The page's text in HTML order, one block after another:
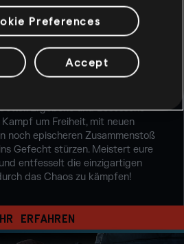
Ergebene und Besessene
um Freiheit, mit neuen
noch epischeren Zusammenstoß
Gefecht stürzen. Meistert eure
entfesselt die einzigartigen
das Chaos zu kämpfen!
ERFAHREN
Preferences
Accept